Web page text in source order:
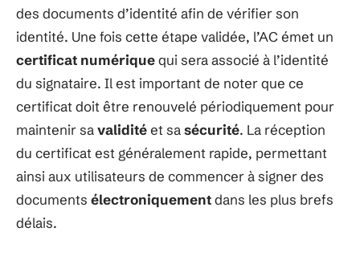
des documents d’identité afin de vérifier son
identité. Une fois cette étape validée, l’AC émet un
certificat numériquequi sera associé à l’identité
du signataire. Il est important de noter que ce
certificat doit être renouvelé périodiquement pour
maintenir savaliditéet sasécurité. La réception
du certificat est généralement rapide, permettant
ainsi aux utilisateurs de commencer à signer des
documents électroniquementdans les plus brefs
délais.